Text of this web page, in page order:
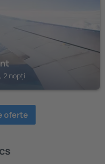
2 nopți
oferte